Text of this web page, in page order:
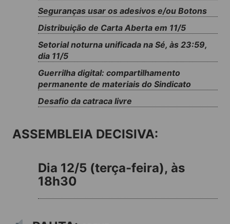
Seguranças usar os adesivos e/ou Botons
Distribuição de Carta Aberta em 11/5
Setorial noturna unificada na Sé, às 23:59,
dia 11/5
Guerrilha digital: compartilhamento
permanente de materiais do Sindicato
Desafio da catraca livre
ASSEMBLEIA DECISIVA:
Dia 12/5 (terça-feira), às
18h30